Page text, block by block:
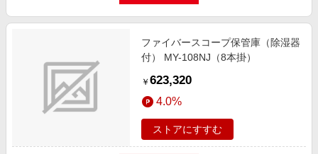
ファイバースコープ保管庫（除湿器
付） MY-108NJ（8本掛）
￥ 623,320
4.0%
ストアにすすむ